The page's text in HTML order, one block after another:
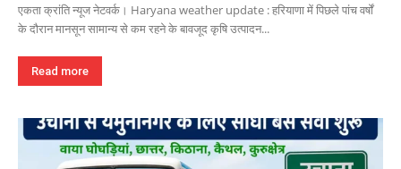
एकता क्रांति न्यूज नेटवर्क। Haryana weather update : हरियाणा में पिछले पांच वर्षों
के दौरान मानसून सामान्य से कम रहने के बावजूद कृषि उत्पादन...
Read more